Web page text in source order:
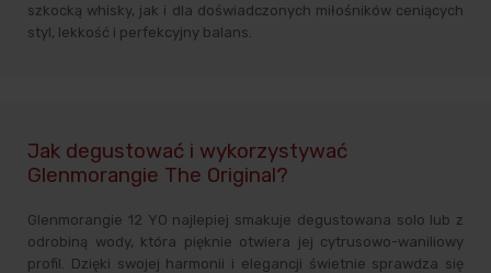
szkocką whisky, jak i dla doświadczonych miłośników ceniących
styl, lekkość i perfekcyjny balans.
Jak degustować i wykorzystywać
Glenmorangie The Original?
Glenmorangie 12 YO najlepiej smakuje degustowana solo lub z
odrobiną wody, która pięknie otwiera jej cytrusowo-waniliowy
profil. Dzięki swojej harmonii i elegancji świetnie sprawdza się